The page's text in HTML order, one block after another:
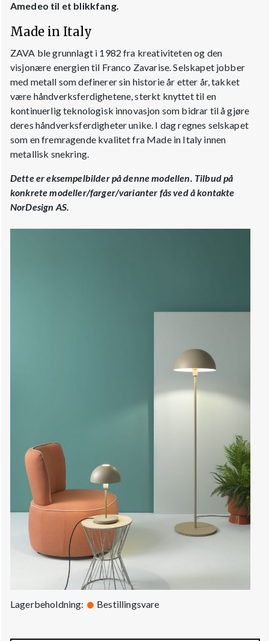
Amedeo til et blikkfang.
Made in Italy
ZAVA ble grunnlagt i 1982 fra kreativiteten og den
visjonære energien til Franco Zavarise. Selskapet jobber
med metall som definerer sin historie år etter år, takket
være håndverksferdighetene, sterkt knyttet til en
kontinuerlig teknologisk innovasjon som bidrar til å gjøre
deres håndverksferdigheter unike. I dag regnes selskapet
som en fremragende kvalitet fra Made in Italy innen
metallisk snekring.
Dette er eksempelbilder på denne modellen. Tilbud på
konkrete modeller/farger/varianter fås ved å kontakte
NorDesign AS.
Lagerbeholdning: Bestillingsvare